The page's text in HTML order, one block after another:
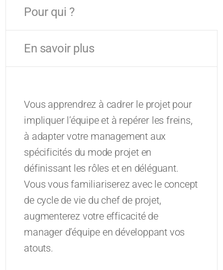
Pour qui ?
En savoir plus
Vous apprendrez à cadrer le projet pour
impliquer l’équipe et à repérer les freins,
à adapter votre management aux
spécificités du mode projet en
définissant les rôles et en déléguant.
Vous vous familiariserez avec le concept
de cycle de vie du chef de projet,
augmenterez votre efficacité de
manager d’équipe en développant vos
atouts.